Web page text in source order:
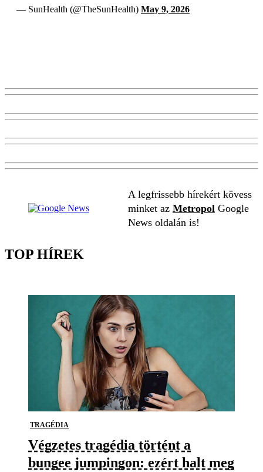
— SunHealth (@TheSunHealth) May 9, 2026
A legfrissebb hírekért kövess
minket az Metropol Google
News oldalán is!
TOP HÍREK
TRAGÉDIA
Végzetes tragédia történt a
bungee jumpingon: ezért halt meg